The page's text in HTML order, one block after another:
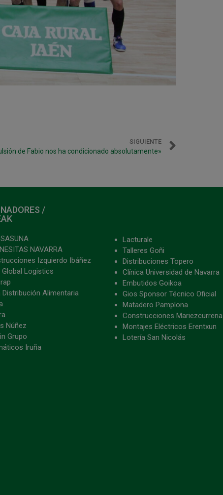
SIGUIENTE
de Fabio nos ha condicionado absolutamente»
/
NAVARRA
Izquierdo Ibáñez
Global Logistics
Distribución Alimentaria
Núñez
Grupo
Iruña
Lacturale
Talleres Goñi
Distribuciones Topero
Clínica Universidad de Navarra
Embutidos Goikoa
Gios Sponsor Técnico Oficial
Matadero Pamplona
Construcciones Mariezcurrena
Montajes Eléctricos Erentxun
Lotería San Nicolás